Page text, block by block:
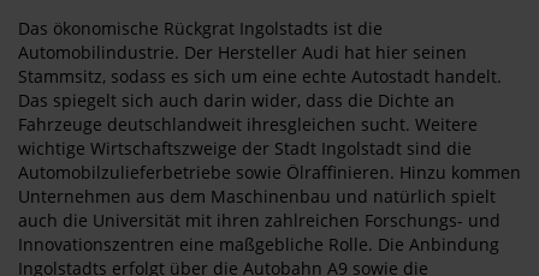
Das ökonomische Rückgrat Ingolstadts ist die
Automobilindustrie. Der Hersteller Audi hat hier seinen
Stammsitz, sodass es sich um eine echte Autostadt handelt.
Das spiegelt sich auch darin wider, dass die Dichte an
Fahrzeuge deutschlandweit ihresgleichen sucht. Weitere
wichtige Wirtschaftszweige der Stadt Ingolstadt sind die
Automobilzulieferbetriebe sowie Ölraffinieren. Hinzu kommen
Unternehmen aus dem Maschinenbau und natürlich spielt
auch die Universität mit ihren zahlreichen Forschungs- und
Innovationszentren eine maßgebliche Rolle. Die Anbindung
Ingolstadts erfolgt über die Autobahn A9 sowie die